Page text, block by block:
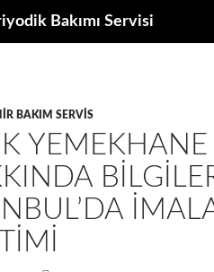
Bakımı Servisi
BAKIM SERVIS
YEMEKHANE
BILGILER